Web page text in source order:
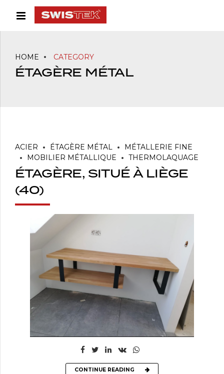
HOME CATEGORY
ÉTAGÈRE MÉTAL
ACIER ÉTAGÈRE MÉTAL
MÉTALLERIE FINE
MOBILIER MÉTALLIQUE
THERMOLAQUAGE
ÉTAGÈRE, SITUÉ À LIÈGE
(40)
CONTINUE READING